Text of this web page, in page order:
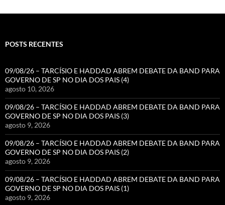
POSTS RECENTES
09/08/26 – TARCÍSIO E HADDAD ABREM DEBATE DA BAND PARA
GOVERNO DE SP NO DIA DOS PAIS (4)
agosto 10, 2026
09/08/26 – TARCÍSIO E HADDAD ABREM DEBATE DA BAND PARA
GOVERNO DE SP NO DIA DOS PAIS (3)
agosto 9, 2026
09/08/26 – TARCÍSIO E HADDAD ABREM DEBATE DA BAND PARA
GOVERNO DE SP NO DIA DOS PAIS (2)
agosto 9, 2026
09/08/26 – TARCÍSIO E HADDAD ABREM DEBATE DA BAND PARA
GOVERNO DE SP NO DIA DOS PAIS (1)
agosto 9, 2026